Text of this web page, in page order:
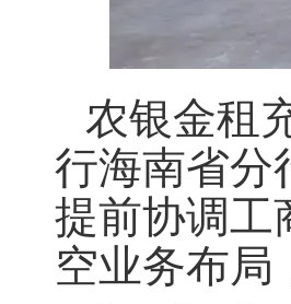
农银金租
行海南省分
提前协调工
空业务布局